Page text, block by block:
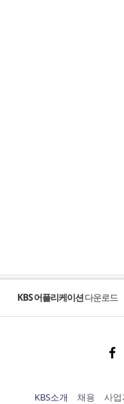
KBS 어플리케이션다운로드
KBS소개 채용 사업